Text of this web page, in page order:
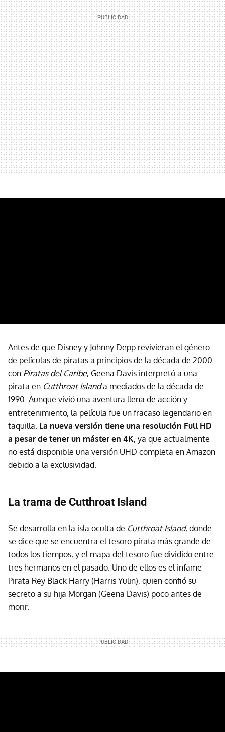
Antes de que Disney y Johnny Depp revivieran el género
de películas de piratas a principios de la década de 2000
con Piratas del Caribe, Geena Davis interpretó a una
pirata en Cutthroat Islanda mediados de la década de
1990. Aunque vivió una aventura llena de acción y
entretenimiento, la película fue un fracaso legendario en
taquilla. La nueva versión tiene una resolución Full HD
a pesar de tener un máster en 4K, ya que actualmente
no está disponible una versión UHD completa en Amazon
debido a la exclusividad.
La trama de Cutthroat Island
Se desarrolla en la isla oculta de Cutthroat Island, donde
se dice que se encuentra el tesoro pirata más grande de
todos los tiempos, y el mapa del tesoro fue dividido entre
tres hermanos en el pasado. Uno de ellos es el infame
Pirata Rey Black Harry (Harris Yulin), quien confió su
secreto a su hija Morgan (Geena Davis) poco antes de
morir.